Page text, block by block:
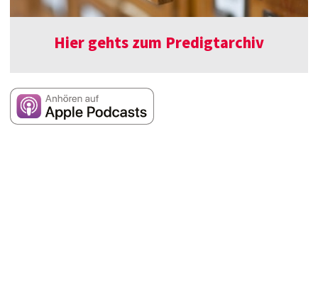
Hier gehts zum Predigtarchiv